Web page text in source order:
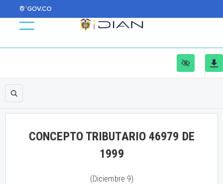
CONCEPTO TRIBUTARIO 46979 DE
1999
(Diciembre 9)